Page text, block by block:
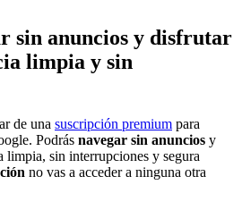
sin anuncios y disfrutar
limpia y sin
de una suscripción premium para
Podrás navegar sin anuncios y
limpia, sin interrupciones y segura
no vas a acceder a ninguna otra